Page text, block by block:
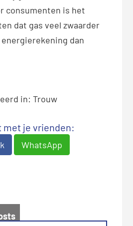
consumenten is het
dat gas veel zwaarder
dan
in: Trouw
met je vrienden:
WhatsApp